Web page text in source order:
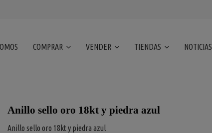
COMPRAR VENDER TIENDAS NOTICIAS
Anillo sello oro 18kt y piedra azul
Anillo sello oro 18kt y piedra azul